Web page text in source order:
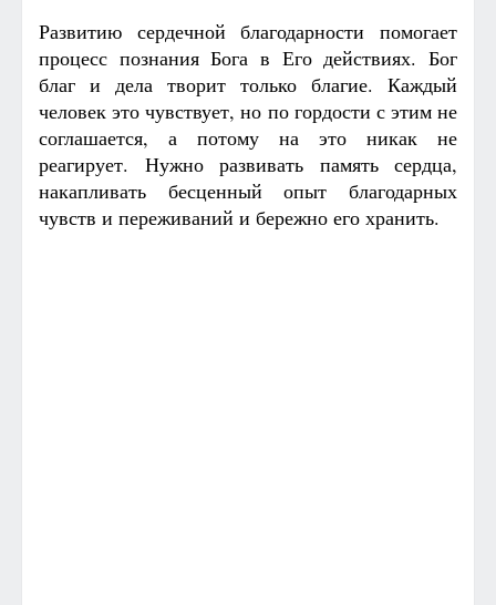
Развитию сердечной благодарности помогает
процесс познания Бога в Его действиях. Бог
благ и дела творит только благие. Каждый
человек это чувствует, но по гордости с этим не
соглашается, а потому на это никак не
реагирует. Нужно развивать память сердца,
накапливать бесценный опыт благодарных
чувств и переживаний и бережно его хранить.